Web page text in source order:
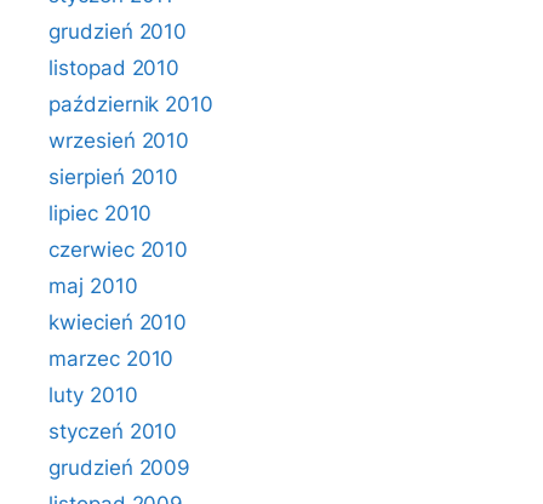
grudzień 2010
listopad 2010
październik 2010
wrzesień 2010
sierpień 2010
lipiec 2010
czerwiec 2010
maj 2010
kwiecień 2010
marzec 2010
luty 2010
styczeń 2010
grudzień 2009